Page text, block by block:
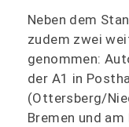
Neben dem
zudem zwei
genommen:
der A1 in
(Ottersberg/
Bremen und